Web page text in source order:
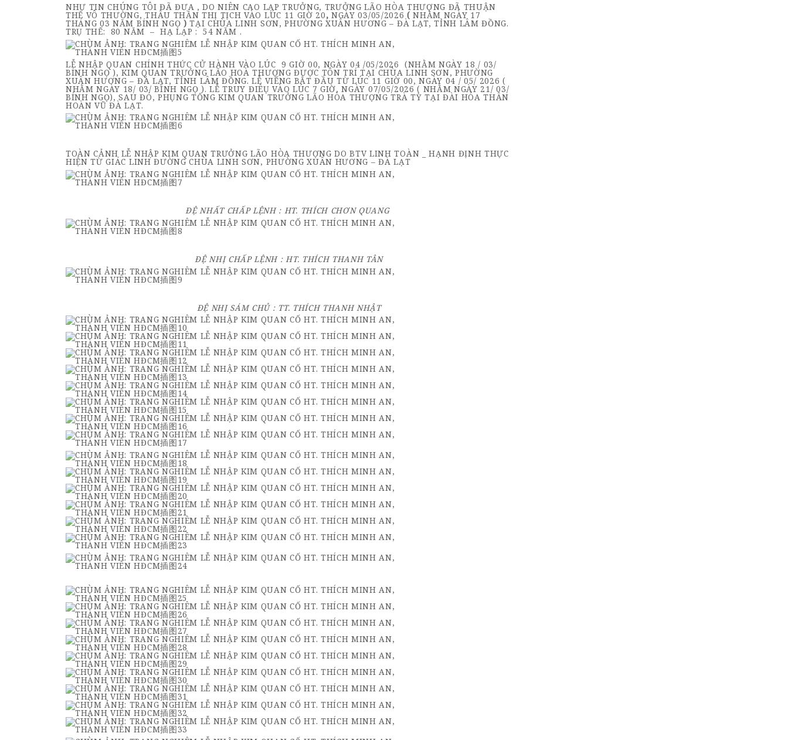
NHƯ TIN CHÚNG TÔI ĐÃ ĐƯA , DO NIÊN CAO LẠP TRƯỞNG, TRƯỞNG LÃO HÒA THƯỢNG ĐÃ THUẬN
THẾ VÔ THƯỜNG, THÂU THẦN THỊ TỊCH VÀO LÚC 11 GIỜ 20,NGÀY 03/05/2026 (NHẰM NGÀY 17
THÁNG 03 NĂM BÍNH NGỌ ) TẠI CHÙA LINH SƠN, PHƯỜNG XUÂN HƯƠNG – ĐÀ LẠT, TỈNH LÂM ĐỒNG.
TRỤ THẾ: 80 NĂM – HẠ LẠP : 54 NĂM .
LỄ NHẬP QUAN CHÍNH THỨC CỬ HÀNH VÀO LÚC 9 GIỜ 00, NGÀY 04 /05/2026 (NHẰM NGÀY 18 / 03/
BÍNH NGỌ ), KIM QUAN TRƯỞNG LÃO HOÀ THƯỢNG ĐƯỢC TÔN TRÍ TẠI CHÙA LINH SƠN, PHƯỜNG
XUÂN HƯƠNG – ĐÀ LẠT, TỈNH LÂM ĐỒNG. LỄ VIẾNG BẮT ĐẦU TỪ LÚC 11 GIỜ 00, NGÀY 04 / 05/ 2026 (
NHẰM NGÀY 18/ 03/ BÍNH NGỌ ). LỄ TRUY ĐIÊỤ VÀO LÚC 7 GIỜ, NGÀY 07/05/2026 ( NHẰM NGÀY 21/ 03/
BÍNH NGỌ), SAU ĐÓ, PHỤNG TỐNG KIM QUAN TRƯỞNG LÃO HÒA THƯỢNG TRÀ TỲ TẠI ĐÀI HÓA THÂN
HOÀN VŨ ĐÀ LẠT.
TOÀN CẢNH LỄ NHẬP KIM QUAN TRƯỞNG LÃO HÒA THƯỢNG DO BTV LINH TOÀN _ HẠNH ĐỊNH THỰC
HIỆN TỪ GIÁC LINH ĐƯỜNG CHÙA LINH SƠN, PHƯỜNG XUÂN HƯƠNG – ĐÀ LẠT
ĐỆ NHẤT CHẤP LỆNH : HT. THÍCH CHƠN QUANG
ĐỆ NHỊ CHẤP LỆNH : HT. THÍCH THANH TÂN
ĐỆ NHỊ SÁM CHỦ : TT. THÍCH THANH NHẬT